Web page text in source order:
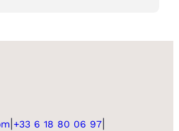
+33 6 18 80 06 97